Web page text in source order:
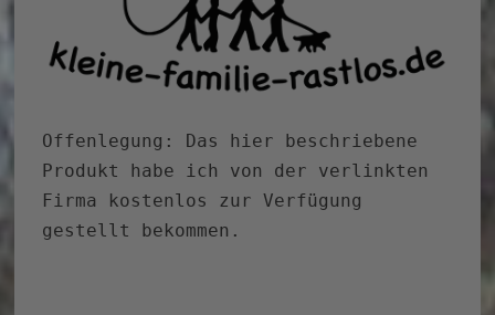
Offenlegung: Das hier beschriebene
Produkt habe ich von der verlinkten
Firma kostenlos zur Verfügung
gestellt bekommen.